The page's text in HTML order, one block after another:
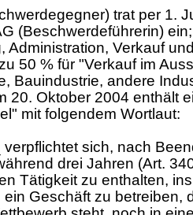
trat per 1.
(Beschwerdeführerin)
Administration, Verkauf
50 % für "Verkauf im
Bauindustrie, andere
20. Oktober 2004 enthält
mit folgendem Wortlaut:
sich, nach
drei Jahren (Art.
Tätigkeit zu enthalten,
Geschäft zu betreiben,